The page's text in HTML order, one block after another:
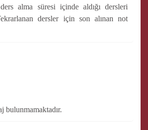
alma süresi içinde aldığı dersleri
dersler için son alınan not
bulunmamaktadır.